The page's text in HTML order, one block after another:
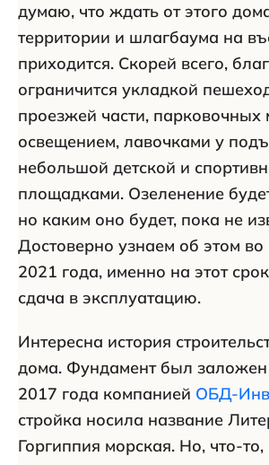
думаю, что ждать от этого
территории и шлагбаума на
приходится. Скорей всего,
ограничится укладкой
проезжей части, парковочных
освещением, лавочками у
небольшой детской и
площадками. Озеленение
но каким оно будет, пока не
Достоверно узнаем об этом во
2021 года, именно на этот
сдача в эксплуатацию.
Интересна история
дома. Фундамент был заложен
2017 года компанией ОБД-
стройка носила название
Горгиппия морская. Но, что-